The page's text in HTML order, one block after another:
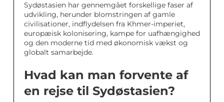
Sydøstasien har gennemgået forskellige faser af
udvikling, herunder blomstringen af gamle
civilisationer, indflydelsen fra Khmer-imperiet,
europæisk kolonisering, kampe for uafhængighed
og den moderne tid med økonomisk vækst og
globalt samarbejde.
Hvad kan man forvente af
en rejse til Sydøstasien?